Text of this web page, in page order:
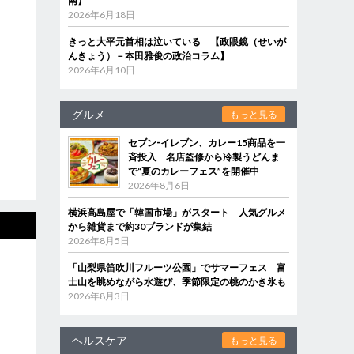
2026年6月18日
きっと大平元首相は泣いている 【政眼鏡（せいが
んきょう）－本田雅俊の政治コラム】
2026年6月10日
グルメ もっと見る
セブン‐イレブン、カレー15商品を一
斉投入 名店監修から冷製うどんま
で“夏のカレーフェス”を開催中
2026年8月6日
横浜高島屋で「韓国市場」がスタート 人気グルメ
から雑貨まで約30ブランドが集結
2026年8月5日
「山梨県笛吹川フルーツ公園」でサマーフェス 富
士山を眺めながら水遊び、季節限定の桃のかき氷も
2026年8月3日
ヘルスケア もっと見る